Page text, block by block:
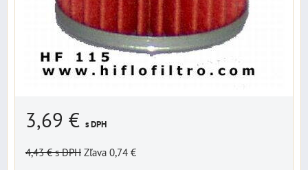
3,69 € s DPH
4,43 €s DPH Zľava 0,74 €